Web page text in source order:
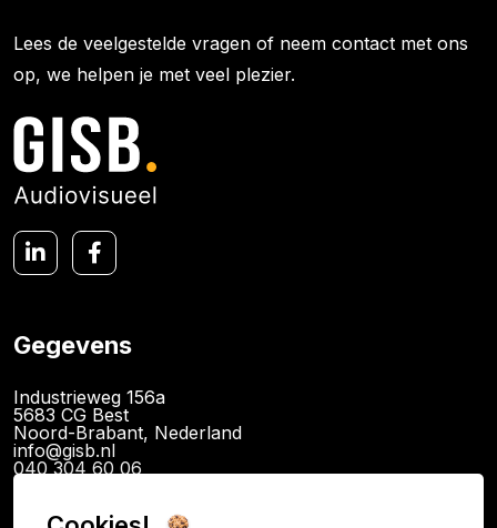
Lees de veelgestelde vragen of neem contact met ons
op, we helpen je met veel plezier.
Gegevens
Industrieweg 156a
5683 CG Best
Noord-Brabant, Nederland
info@gisb.nl
040 304 60 06
IBAN NL14INGB0120094886